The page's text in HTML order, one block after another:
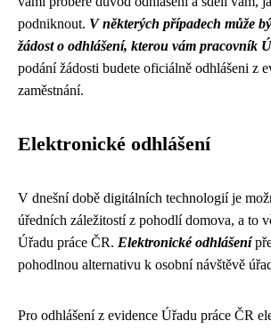
podniknout. V některých případech může
žádost o odhlášení, kterou vám pracovník
podání žádosti budete oficiálně odhlášeni z
zaměstnání.
Elektronické odhlášení
V dnešní době digitálních technologií je
úředních záležitostí z pohodlí domova, a to
Úřadu práce ČR. Elektronické odhlášení
pohodlnou alternativu k osobní návštěvě
Pro odhlášení z evidence Úřadu práce ČR